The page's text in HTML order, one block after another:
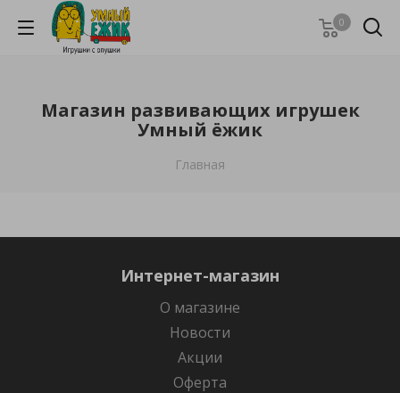
0
Магазин развивающих игрушек
Умный ёжик
Главная
Интернет-магазин
О магазине
Новости
Акции
Оферта